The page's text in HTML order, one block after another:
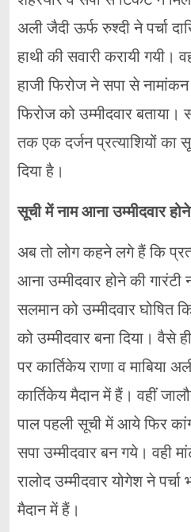
अली जैदी ऊर्फ रुश्दी ने पर्चा
हाथी की सवारी करायी गयी।
हाजी फिरोज ने सपा से
फिरोज को उम्मीदवार बताया।
तक एक दर्जन प्रत्याशियों का
दिया है।
सूची में नाम आना उम्मीदवार
अब तो लोग कहने लगे हैं कि
आना उम्मीदवार होने की
सलमान को उम्मीदवार
को उम्मीदवार बना दिया। वैसे
पर कार्तिकेय राणा व माबिया
कार्तिकेय मैदान में हैं। वहीं
पाल पहली सूची में आये फिर
सपा उम्मीदवार बन गये। वही
रालोद उम्मीदवार योगेश ने
मैदान में हैं।